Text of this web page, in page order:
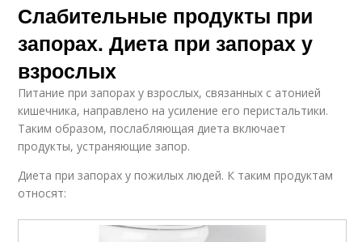
Слабительные продукты при
запорах. Диета при запорах у
взрослых
Питание при запорах у взрослых, связанных с атонией
кишечника, направлено на усиление его перистальтики.
Таким образом, послабляющая диета включает
продукты, устраняющие запор.
Диета при запорах у пожилых людей. К таким продуктам
относят: